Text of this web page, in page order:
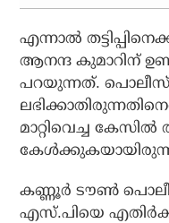
എന്നാൽ
ആനന്ദ കുമാറിന്
പറയുന്നത്. പൊലീസ്
മാറ്റിവെച്ച കേസിൽ
കണ്ണൂർ ടൗൺ
എസ്.പിയെ